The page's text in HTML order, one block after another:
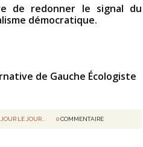
de redonner le signal du
démocratique.
de Gauche Écologiste
LE JOUR... 0COMMENTAIRE